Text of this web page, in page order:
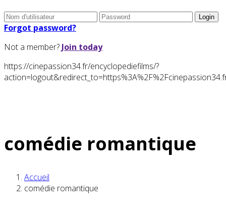
Forgot password?
Not a member? Join today
https://cinepassion34.fr/encyclopediefilms/?
comédie romantique
Accueil
comédie romantique